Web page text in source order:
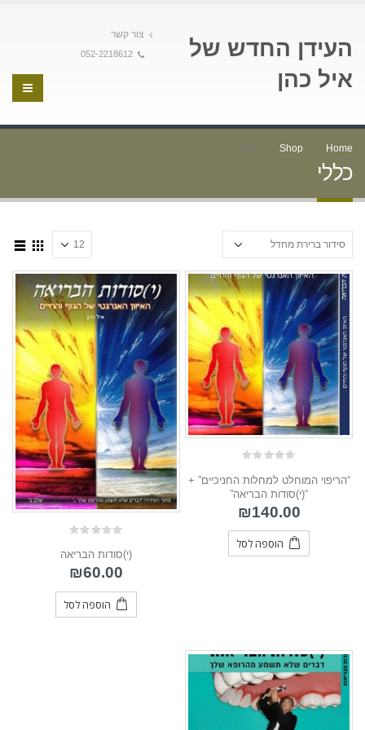
העידן החדש של
איל כהן
צור קשר
052-2218612
Home
Shop כללי
כללי
out
of
“הריפוי המוחלט למחלות החניכיים” +
“(י)סודות הבריאה”
₪140.00
הוספה לסל
out
of
5
(י)סודות הבריאה
₪60.00
הוספה לסל